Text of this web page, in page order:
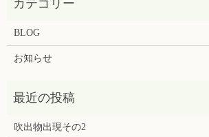
BLOG
お知らせ
吹出物出現その2